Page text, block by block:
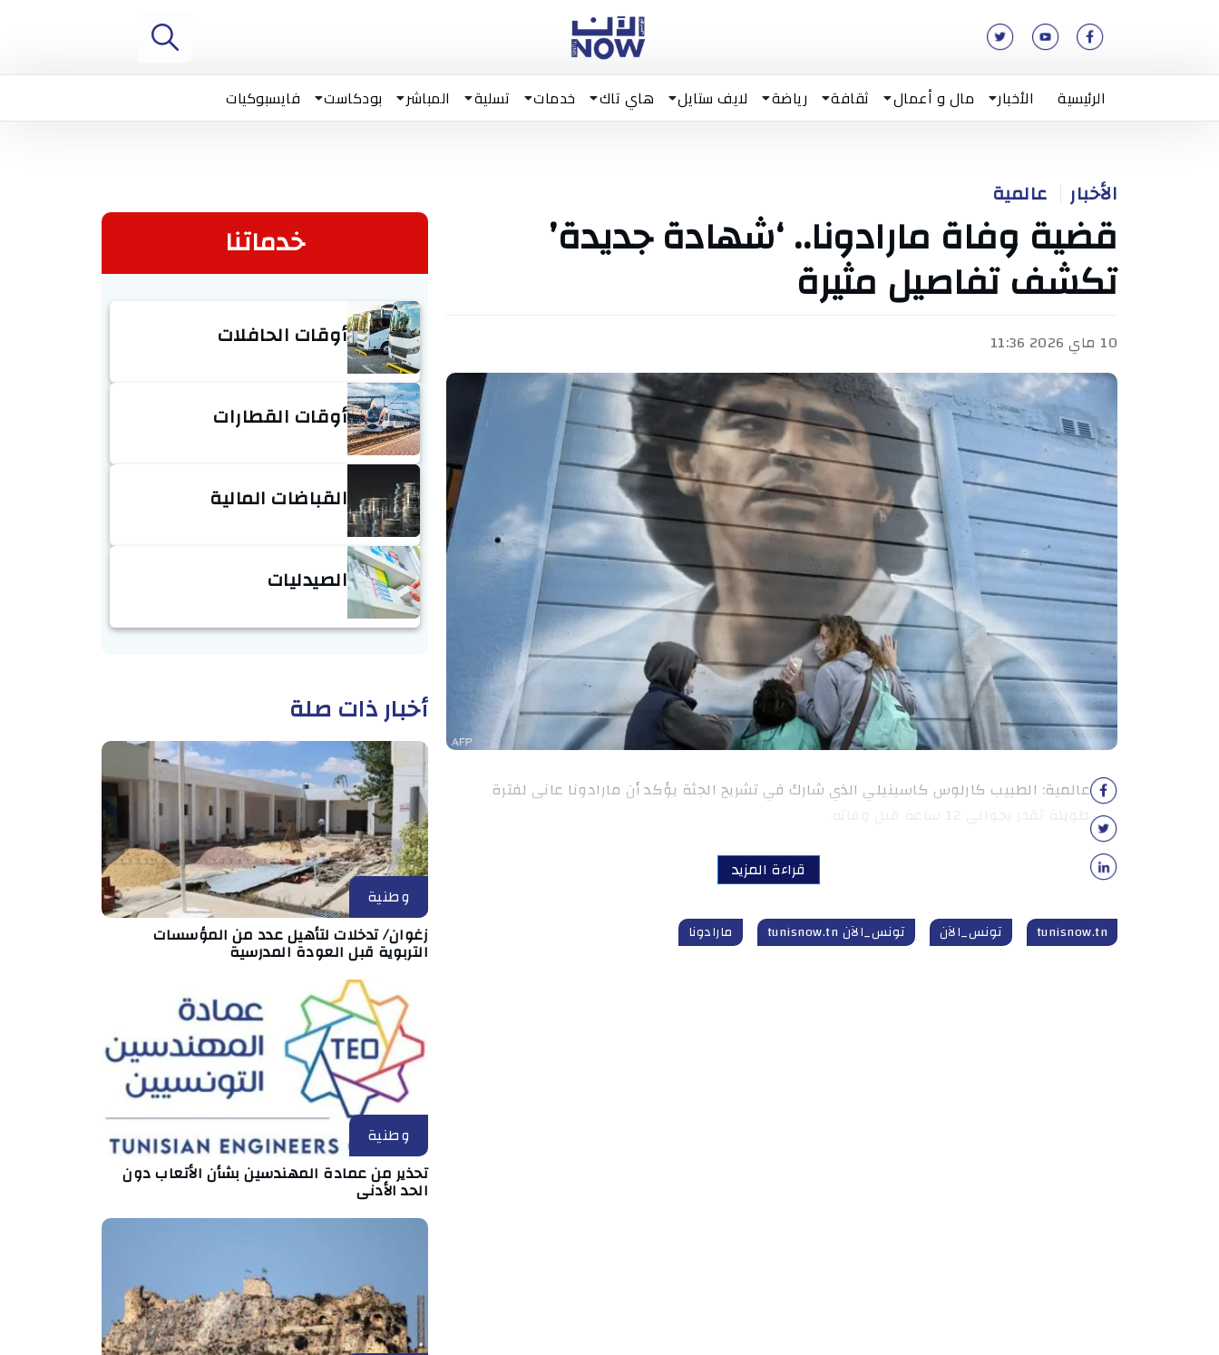
الرئيسية الأخبار مال و أعمال ثقافة رياضة لايف ستايل هاي تاك خدمات تسلية المباشر بودكاست فايسبوكيات
الأخبار عالمية
قضية وفاة مارادونا.. ‘شهادة جديدة’
تكشف تفاصيل مثيرة
10 ماي 2026 11:36
عالمية: الطبيب كارلوس كاسينيلي الذي شارك في تشريح الجثة يؤكد أن مارادونا عانى لفترة
قراءة المزيد
tunisnow.tn تونس_الآن تونس_الآن tunisnow.tn مارادونا
خدماتنا
أوقات الحافلات
أوقات القطارات
القباضات المالية
الصيدليات
أخبار ذات صلة
وطنية
زغوان/ تدخلات لتأهيل عدد من المؤسسات
التربوية قبل العودة المدرسية
وطنية
تحذير من عمادة المهندسين بشأن الأتعاب دون
الحد الأدنى